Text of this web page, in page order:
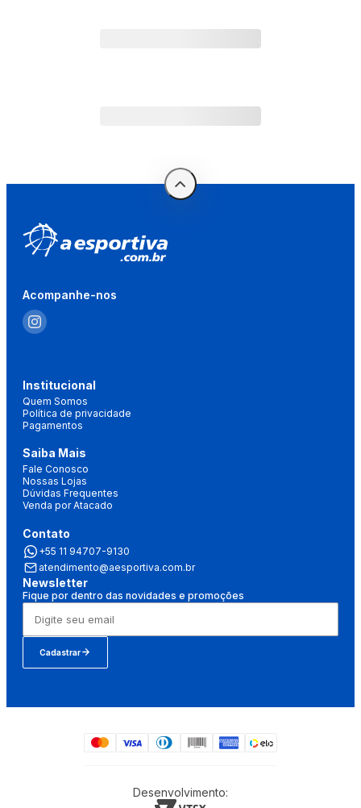
Acompanhe-nos
Institucional
Quem Somos
Política de privacidade
Pagamentos
Saiba Mais
Fale Conosco
Nossas Lojas
Dúvidas Frequentes
Venda por Atacado
Contato
+55 11 94707-9130
atendimento@aesportiva.com.br
Newsletter
Fique por dentro das novidades e promoções
Cadastrar
Desenvolvimento: